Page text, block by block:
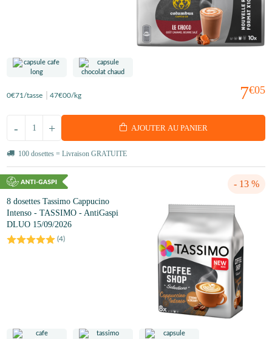
7€05
0€71 /tasse 47€00/kg
+
- AJOUTER AU PANIER
100 dosettes = Livraison GRATUITE
- 13 %
8 dosettes Tassimo Cappucino
Intenso - TASSIMO - AntiGaspi
DLUO 15/09/2026
(4)